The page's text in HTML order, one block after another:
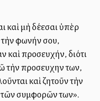
καὶ μὴ δέεσαι ὑπὲρ
φωνήν σου,
καὶ προσευχήν, διότι
τὴν προσευχην των,
καὶ ζητοῦν τὴν
τῶν συμφορῶν των».